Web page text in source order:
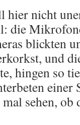
hier nicht
die
blickten
und
hingen so
sehen, ob